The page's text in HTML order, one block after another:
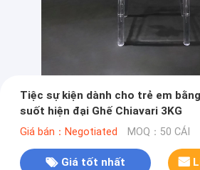
Tiệc sự kiện dành cho trẻ em
suốt hiện đại Ghế Chiavari 3KG
Giá bán：Negotiated MOQ：50 CÁI
Giá tốt nhất